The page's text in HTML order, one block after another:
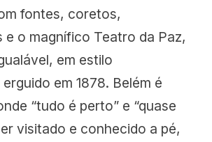
fontes, coretos,
e o magnífico Teatro da Paz,
em estilo
em 1878. Belém é
“tudo é perto” e “quase
visitado e conhecido a pé,